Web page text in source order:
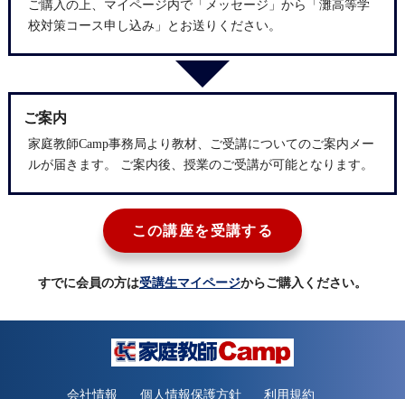
ご購入の上、マイページ内で「メッセージ」から「灘高等学
校対策コース申し込み」とお送りください。
ご案内
家庭教師Camp事務局より教材、ご受講についてのご案内メー
ルが届きます。 ご案内後、授業のご受講が可能となります。
この講座を受講する
すでに会員の方は受講生マイページからご購入ください。
会社情報 個人情報保護方針 利用規約